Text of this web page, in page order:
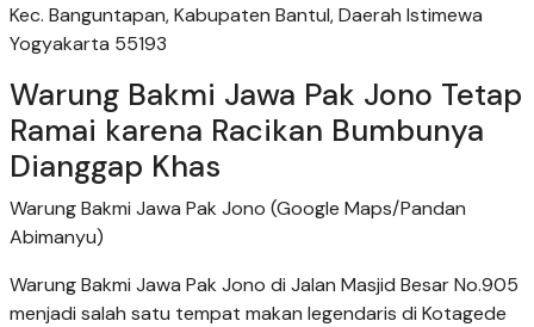
Kec. Banguntapan, Kabupaten Bantul, Daerah Istimewa
Yogyakarta 55193
Warung Bakmi Jawa Pak Jono Tetap
Ramai karena Racikan Bumbunya
Dianggap Khas
Warung Bakmi Jawa Pak Jono (Google Maps/Pandan
Abimanyu)
Warung Bakmi Jawa Pak Jono di Jalan Masjid Besar No.905
menjadi salah satu tempat makan legendaris di Kotagede